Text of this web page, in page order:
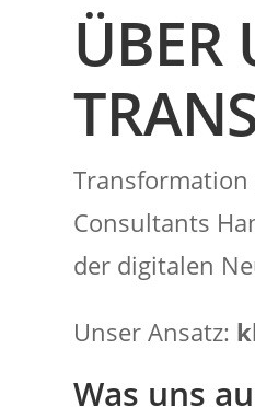
ÜBER
Consultants
der digitalen
Unser Ansatz:
Was uns